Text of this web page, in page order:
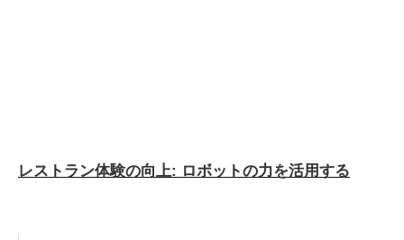
レストラン体験の向上: ロボットの力を活用する